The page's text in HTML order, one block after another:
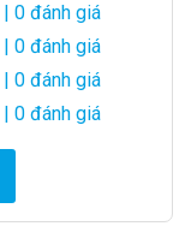
| 0 đánh giá
| 0 đánh giá
| 0 đánh giá
| 0 đánh giá